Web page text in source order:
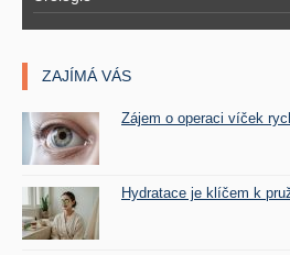
ZAJÍMÁ VÁS
Zájem o operaci víček
Hydratace je klíčem k